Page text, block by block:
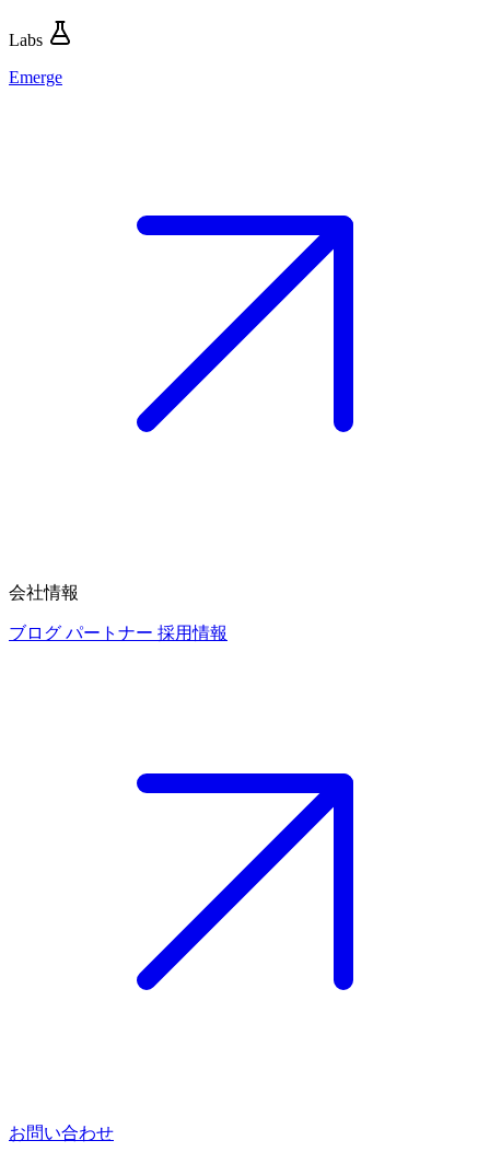
Labs
Emerge
会社情報
ブログ パートナー 採用情報
お問い合わせ